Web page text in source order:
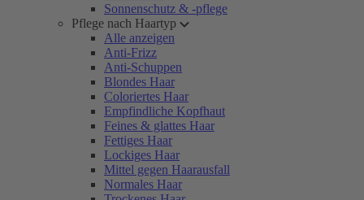
Sonnenschutz & -pflege
Pflege nach Haartyp
Alle anzeigen
Anti-Frizz
Anti-Schuppen
Blondes Haar
Coloriertes Haar
Empfindliche Kopfhaut
Feines & glattes Haar
Fettiges Haar
Lockiges Haar
Mittel gegen Haarausfall
Normales Haar